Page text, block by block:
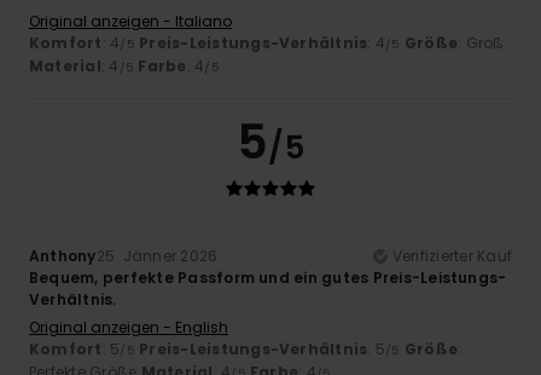
Original anzeigen - Italiano
Komfort: 4/5 Preis-Leistungs-Verhältnis: 4/5 Größe: Groß
Material: 4 /5 Farbe: 4/5
5/5
Anthony25. Jänner 2026
Verifizierter Kauf
Bequem, perfekte Passform und ein gutes Preis-Leistungs-
Verhältnis.
Original anzeigen - English
Komfort: 5/5 Preis-Leistungs-Verhältnis: 5/5 Größe: